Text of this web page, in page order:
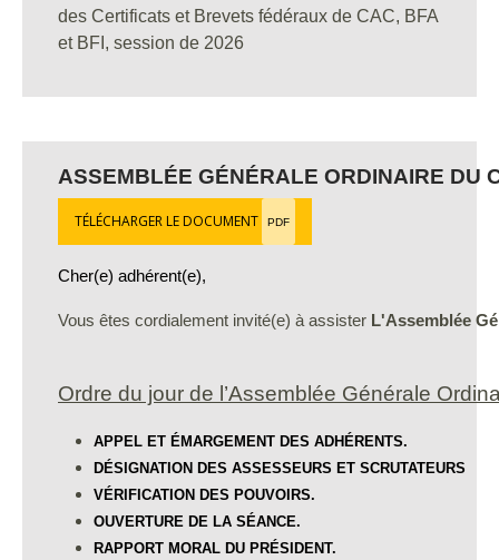
des Certificats et Brevets fédéraux de CAC, BFA
et BFI, session de 2026
ASSEMBLÉE GÉNÉRALE ORDINAIRE DU
TÉLÉCHARGER LE DOCUMENT PDF
Cher(e) adhérent(e),
Vous êtes cordialement invité(e) à assister L'Assemblée
Ordre du jour de l’Assemblée Générale
APPEL ET ÉMARGEMENT DES ADHÉRENTS.
DÉSIGNATION DES ASS ESSEURS ET SCRUTATEURS
VÉRIFICATION DES POUVOIRS.
OUVERTURE DE LA SÉANCE.
RAPPORT MORAL DU PRÉSIDENT.